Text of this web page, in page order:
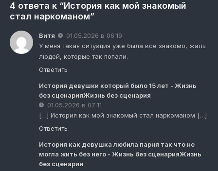
4 ответа к “История как мой знакомый
стал наркоманом”
Витя
01.05.2026 в 06:19
У меня такая ситуация уже была все знакомо, жаль
людей, которые так попали.
Ответить
История девушки который было 15 лет - Жизнь
без сценарияЖизнь без сценария
01.05.2026 в 07:11
[…] История как мой знакомый стал наркоманом […]
Ответить
История как девушка любила парня так что не
могла жить без него - Жизнь без сценарияЖизнь
без сценария